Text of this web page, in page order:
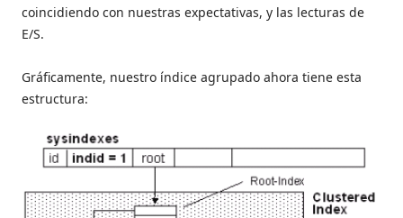
coincidiendo con nuestras expectativas, y las lecturas de
E/S.
Gráficamente, nuestro índice agrupado ahora tiene esta
estructura: